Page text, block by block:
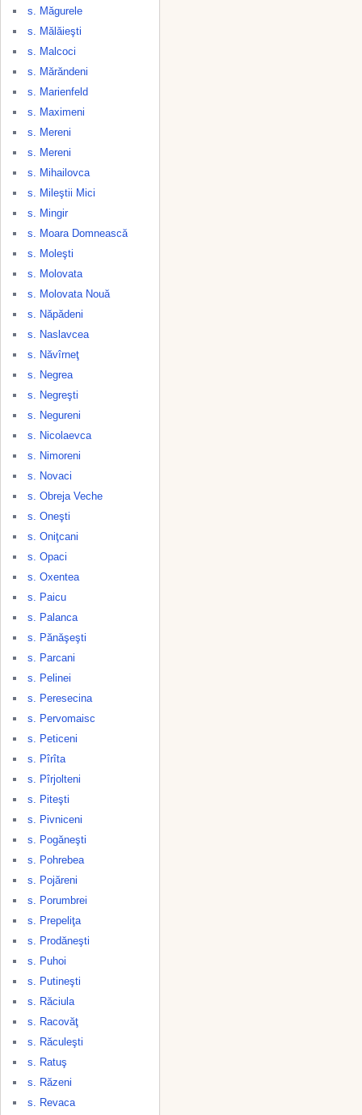
s. Măgurele
s. Mălăieşti
s. Malcoci
s. Mărăndeni
s. Marienfeld
s. Maximeni
s. Mereni
s. Mereni
s. Mihailovca
s. Mileştii Mici
s. Mingir
s. Moara Domnească
s. Moleşti
s. Molovata
s. Molovata Nouă
s. Năpădeni
s. Naslavcea
s. Năvîrneţ
s. Negrea
s. Negreşti
s. Negureni
s. Nicolaevca
s. Nimoreni
s. Novaci
s. Obreja Veche
s. Oneşti
s. Oniţcani
s. Opaci
s. Oxentea
s. Paicu
s. Palanca
s. Pănăşeşti
s. Parcani
s. Pelinei
s. Peresecina
s. Pervomaisc
s. Peticeni
s. Pîrîta
s. Pîrjolteni
s. Piteşti
s. Pivniceni
s. Pogăneşti
s. Pohrebea
s. Pojăreni
s. Porumbrei
s. Prepeliţa
s. Prodăneşti
s. Puhoi
s. Putineşti
s. Răciula
s. Racovăţ
s. Răculeşti
s. Ratuş
s. Răzeni
s. Revaca